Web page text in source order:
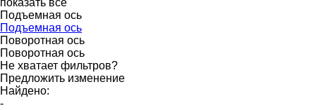
Подъемная ось
Подъемная ось
Поворотная ось
Поворотная ось
Не хватает фильтров?
Предложить изменение
Найдено:
-